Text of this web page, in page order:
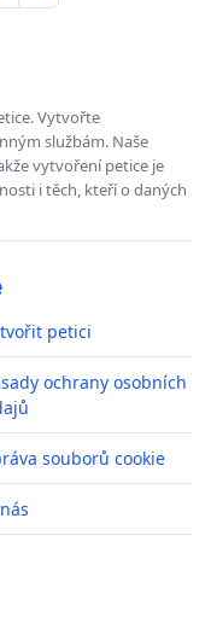
Vytvořte
službám. Naše
vytvoření petice je
i těch, kteří o daných
petici
ochrany osobních
souborů cookie